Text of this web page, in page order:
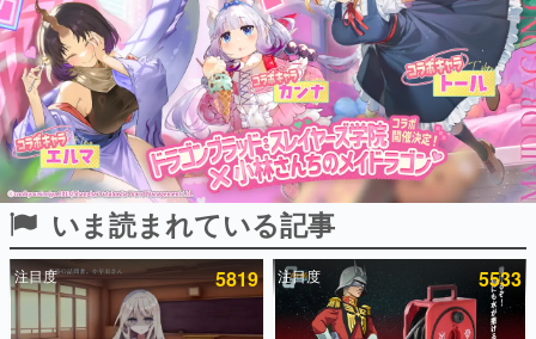
ピックアップ
電ファミのいま読まれている記事ランキング
いま読まれている記事
注目度 5819 注目度 5533